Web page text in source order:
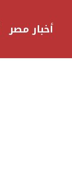
أخبار مصر